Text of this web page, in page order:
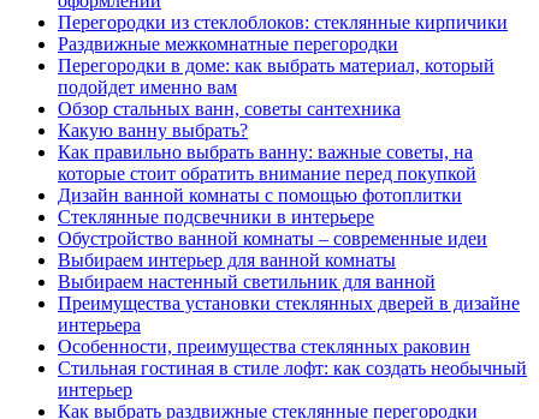
Перегородки из стеклоблоков: стеклянные кирпичики
Раздвижные межкомнатные перегородки
Перегородки в доме: как выбрать материал, который
подойдет именно вам
Обзор стальных ванн, советы сантехника
Какую ванну выбрать?
Как правильно выбрать ванну: важные советы, на
которые стоит обратить внимание перед покупкой
Дизайн ванной комнаты с помощью фотоплитки
Стеклянные подсвечники в интерьере
Обустройство ванной комнаты – современные идеи
Выбираем интерьер для ванной комнаты
Выбираем настенный светильник для ванной
Преимущества установки стеклянных дверей в дизайне
интерьера
Особенности, преимущества стеклянных раковин
Стильная гостиная в стиле лофт: как создать необычный
интерьер
Как выбрать раздвижные стеклянные перегородки